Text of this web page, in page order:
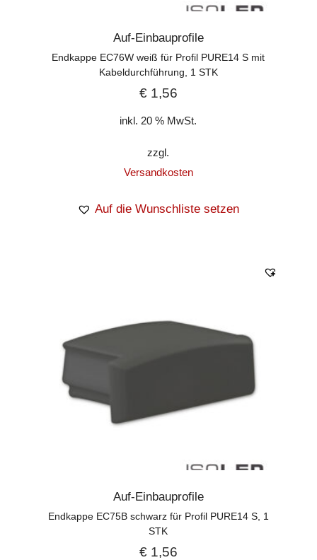
Auf-Einbauprofile
Endkappe EC76W weiß für Profil PURE14 S mit
Kabeldurchführung, 1 STK
€1,56
inkl. 20 % MwSt.
zzgl.
Versandkosten
Auf die Wunschliste setzen
Auf-Einbauprofile
Endkappe EC75B schwarz für Profil PURE14 S, 1
STK
€1,56